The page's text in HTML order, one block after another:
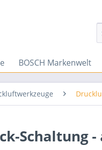
BOSCH Markenwelt
Schaltung -